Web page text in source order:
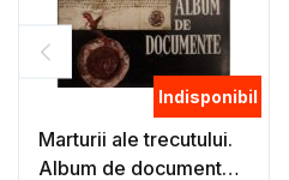
Indisponibil
Marturii ale trecutului.
Album de documente